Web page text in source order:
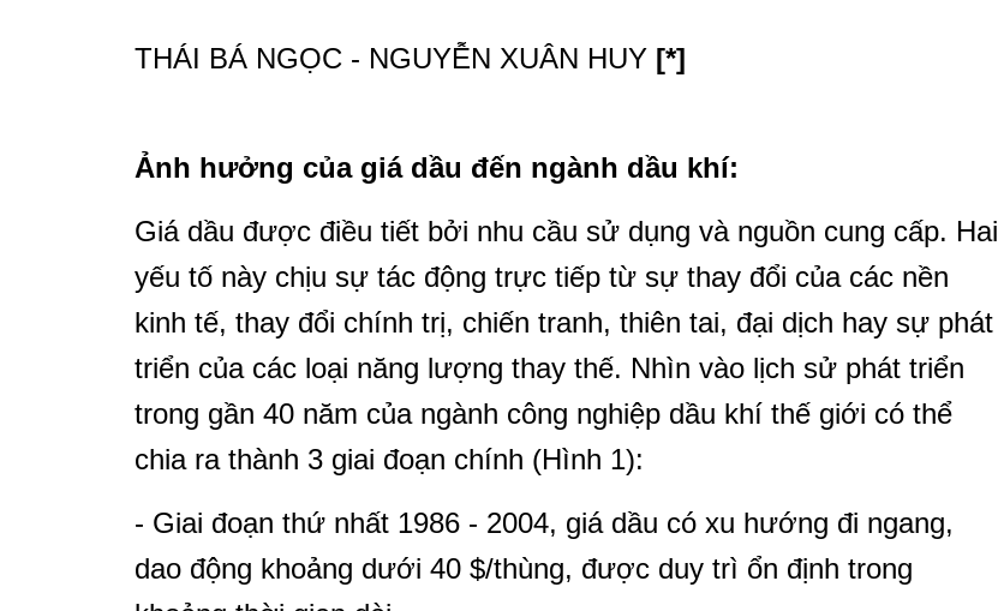
THÁI BÁ NGỌC - NGUYỄN XUÂN HUY [*]
Ảnh hưởng của giá dầu đến ngành dầu khí:
Giá dầu được điều tiết bởi nhu cầu sử dụng và nguồn cung cấp. Hai
yếu tố này chịu sự tác động trực tiếp từ sự thay đổi của các nền
kinh tế, thay đổi chính trị, chiến tranh, thiên tai, đại dịch hay sự phát
triển của các loại năng lượng thay thế. Nhìn vào lịch sử phát triển
trong gần 40 năm của ngành công nghiệp dầu khí thế giới có thể
chia ra thành 3 giai đoạn chính (Hình 1):
- Giai đoạn thứ nhất 1986 - 2004, giá dầu có xu hướng đi ngang,
dao động khoảng dưới 40 $/thùng, được duy trì ổn định trong